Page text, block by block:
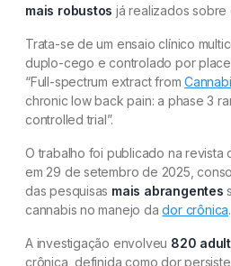
mais robustos já realizados sobre
Trata-se de um ensaio clínico
duplo-cego e controlado por
“Full-spectrum extract from
chronic low back pain: a phase 3
controlled trial”.
O trabalho foi publicado na revista
em 29 de setembro de 2025,
das pesquisas mais abrangentes
cannabis no manejo dador crônica.
A investigação envolveu 820
crônica, definida como dor